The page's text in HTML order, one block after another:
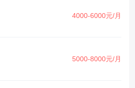
4000-6000元/月
5000-8000元/月